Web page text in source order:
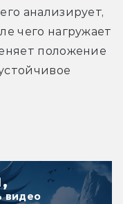
анализирует,
чего нагружает
положение
видео